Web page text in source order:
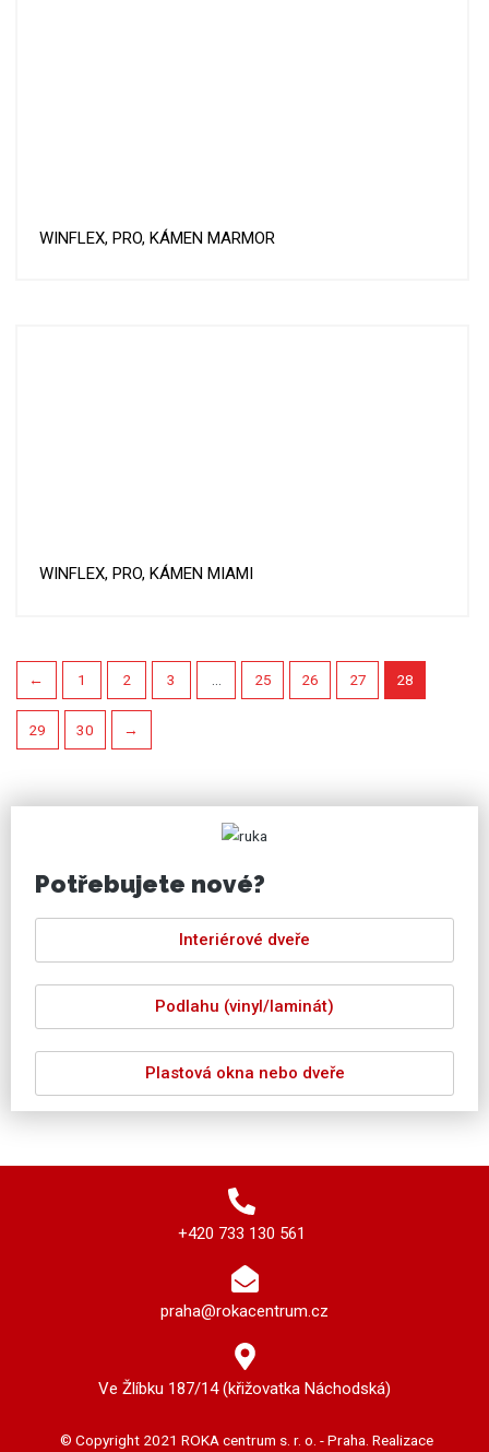
WINFLEX, PRO, KÁMEN MARMOR
WINFLEX, PRO, KÁMEN MIAMI
← 1 2 3 25 26 27 28
29 30 →
Potřebujete nové?
Interiérové dveře
Podlahu (vinyl/laminát)
Plastová okna nebo dveře
+420 733 130 561
praha@rokacentrum.cz
Ve Žlíbku 187/14 (křižovatka Náchodská)
© Copyright 2021 ROKA centrum s. r. o. - Praha. Realizace